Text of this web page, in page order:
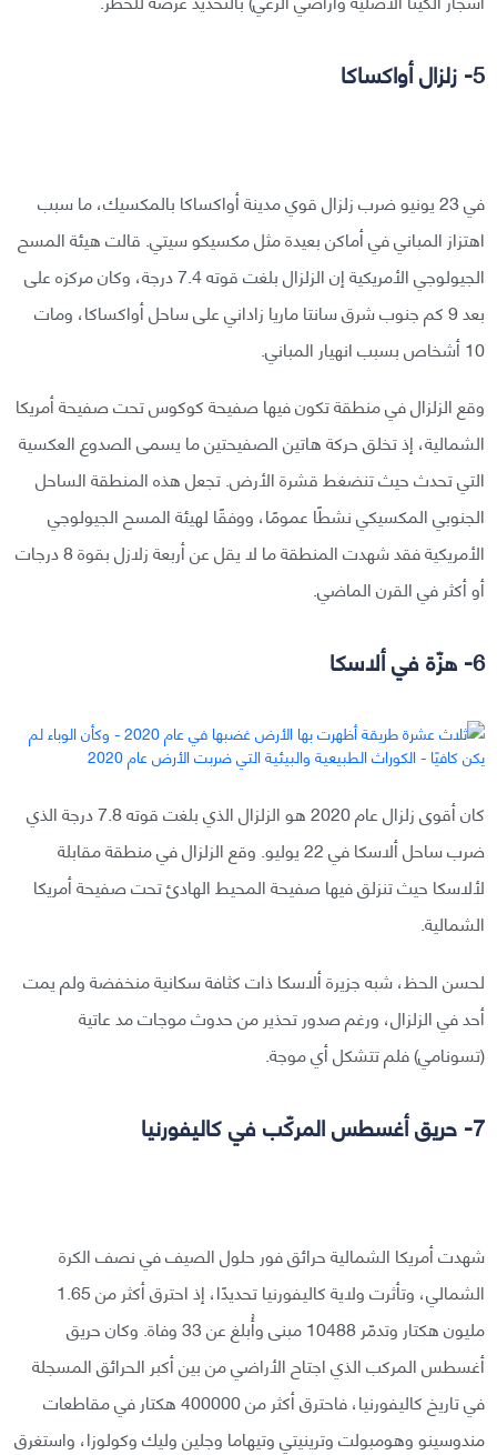
5- زلزال أواكساكا
في 23 يونيو ضرب زلزال قوي مدينة أواكساكا بالمكسيك، ما سبب
اهتزاز المباني في أماكن بعيدة مثل مكسيكو سيتي. قالت هيئة المسح
الجيولوجي الأمريكية إن الزلزال بلغت قوته 7.4 درجة، وكان مركزه على
بعد 9 كم جنوب شرق سانتا ماريا زاداني على ساحل أواكساكا، ومات
10 أشخاص بسبب انهيار المباني.
وقع الزلزال في منطقة تكون فيها صفيحة كوكوس تحت صفيحة أمريكا
الشمالية، إذ تخلق حركة هاتين الصفيحتين ما يسمى الصدوع العكسية
التي تحدث حيث تنضغط قشرة الأرض. تجعل هذه المنطقة الساحل
الجنوبي المكسيكي نشطًا عمومًا، ووفقًا لهيئة المسح الجيولوجي
الأمريكية فقد شهدت المنطقة ما لا يقل عن أربعة زلازل بقوة 8 درجات
أو أكثر في القرن الماضي.
6- هزّة في ألاسكا
كان أقوى زلزال عام 2020 هو الزلزال الذي بلغت قوته 7.8 درجة الذي
ضرب ساحل ألاسكا في 22 يوليو. وقع الزلزال في منطقة مقابلة
لألاسكا حيث تنزلق فيها صفيحة المحيط الهادئ تحت صفيحة أمريكا
الشمالية.
لحسن الحظ، شبه جزيرة ألاسكا ذات كثافة سكانية منخفضة ولم يمت
أحد في الزلزال، ورغم صدور تحذير من حدوث موجات مد عاتية
(تسونامي) فلم تتشكل أي موجة.
7- حريق أغسطس المركّب في كاليفورنيا
شهدت أمريكا الشمالية حرائق فور حلول الصيف في نصف الكرة
الشمالي، وتأثرت ولاية كاليفورنيا تحديدًا، إذ احترق أكثر من 1.65
مليون هكتار وتدمّر 10488 مبنى وأُبلغ عن 33 وفاة. وكان حريق
أغسطس المركب الذي اجتاح الأراضي من بين أكبر الحرائق المسجلة
في تاريخ كاليفورنيا، فاحترق أكثر من 400000 هكتار في مقاطعات
مندوسينو وهومبولت وترينيتي وتيهاما وجلين وليك وكولوزا، واستغرق